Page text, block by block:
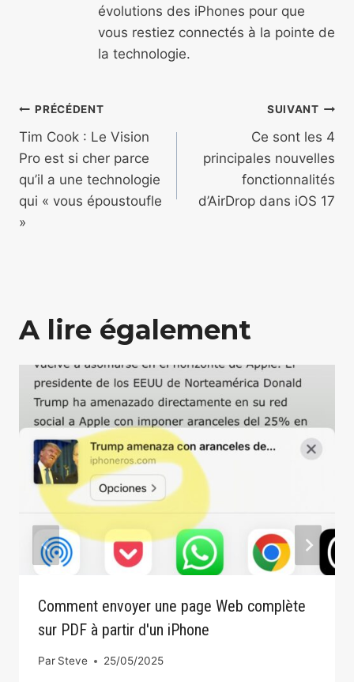
évolutions des iPhones pour que
vous restiez connectés à la pointe de
la technologie.
Navigation
de
l’article
PRÉCÉDENT
Tim Cook : Le Vision
Pro est si cher parce
qu’il a une technologie
qui « vous époustoufle
»
SUIVANT
Ce sont les 4
principales nouvelles
fonctionnalités
d’AirDrop dans iOS 17
A lire également
Comment envoyer une page Web complète
sur PDF à partir d'un iPhone
Par Steve 25/05/2025